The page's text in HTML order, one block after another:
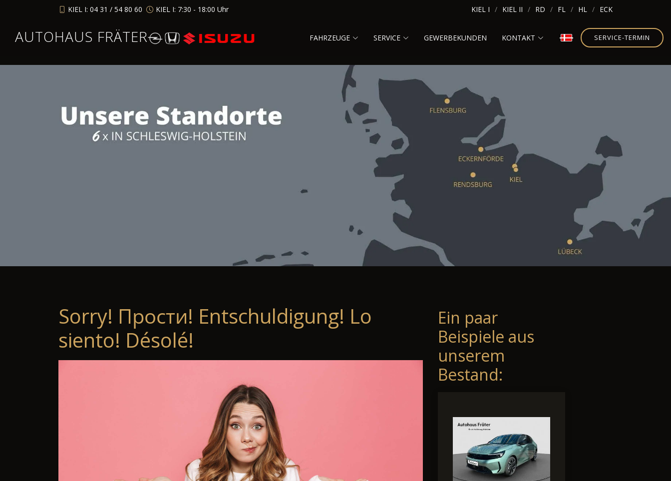
KIEL I: 04 31 / 54 80 60 KIEL I: 7:30 - 18:00 Uhr KIEL I KIEL II RD FL HL ECK
AUTOHAUS FRÄTER FAHRZEUGE SERVICE GEWERBEKUNDEN KONTAKT SERVICE-TERMIN
Sorry! Прости! Entschuldigung! Lo
siento! Désolé!
Ein paar
Beispiele aus
unserem
Bestand: